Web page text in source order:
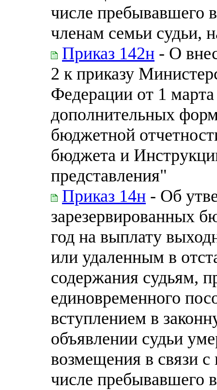
числе пребывавшего
членам семьи судьи,
Приказ 142н - О
2 к приказу
Федерации от 1
дополнительных
бюджетной
бюджета и
представления"
Приказ 14н - Об
зарезервированных
год на выплату
или удаленным в
содержания судьям,
единовременного
вступлением в
объявлении судьи
возмещения в связи
числе пребывавшего